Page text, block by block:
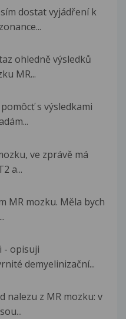
dostat vyjádření k
ohledně výsledků
MR...
s výsledkami
ve zprávě má
a...
MR mozku. Měla bych
- opisuji
demyelinizační...
nalezu z MR mozku: v